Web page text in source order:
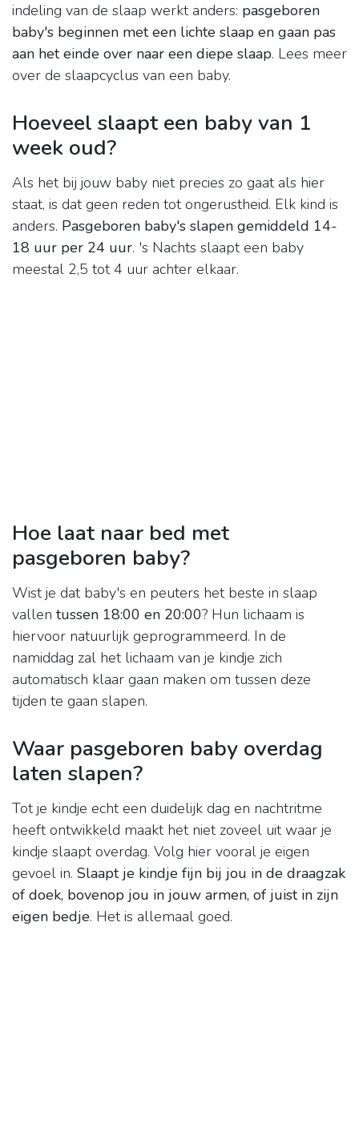
indeling van de slaap werkt anders: pasgeboren
baby's beginnen met een lichte slaap en gaan pas
aan het einde over naar een diepe slaap. Lees meer
over de slaapcyclus van een baby.
Hoeveel slaapt een baby van 1
week oud?
Als het bij jouw baby niet precies zo gaat als hier
staat, is dat geen reden tot ongerustheid. Elk kind is
anders. Pasgeboren baby's slapen gemiddeld 14-
18 uur per 24 uur. 's Nachts slaapt een baby
meestal 2,5 tot 4 uur achter elkaar.
Hoe laat naar bed met
pasgeboren baby?
Wist je dat baby's en peuters het beste in slaap
vallen tussen 18:00 en 20:00? Hun lichaam is
hiervoor natuurlijk geprogrammeerd. In de
namiddag zal het lichaam van je kindje zich
automatisch klaar gaan maken om tussen deze
tijden te gaan slapen.
Waar pasgeboren baby overdag
laten slapen?
Tot je kindje echt een duidelijk dag en nachtritme
heeft ontwikkeld maakt het niet zoveel uit waar je
kindje slaapt overdag. Volg hier vooral je eigen
gevoel in. Slaapt je kindje fijn bij jou in de draagzak
of doek, bovenop jou in jouw armen, of juist in zijn
eigen bedje. Het is allemaal goed.